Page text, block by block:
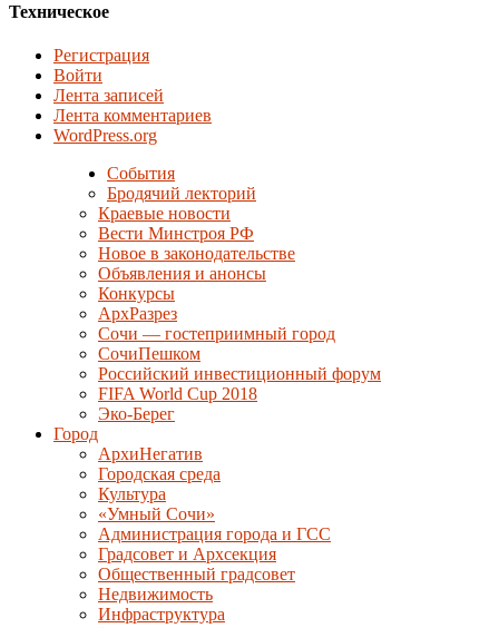
Техническое
Регистрация
Войти
Лента записей
Лента комментариев
WordPress.org
События
Бродячий лекторий
Краевые новости
Вести Минстроя РФ
Новое в законодательстве
Объявления и анонсы
Конкурсы
АрхРазрез
Сочи — гостеприимный город
СочиПешком
Российский инвестиционный форум
FIFA World Cup 2018
Эко-Берег
Город
АрхиНегатив
Городская среда
Культура
«Умный Сочи»
Администрация города и ГСС
Градсовет и Архсекция
Общественный градсовет
Недвижимость
Инфраструктура